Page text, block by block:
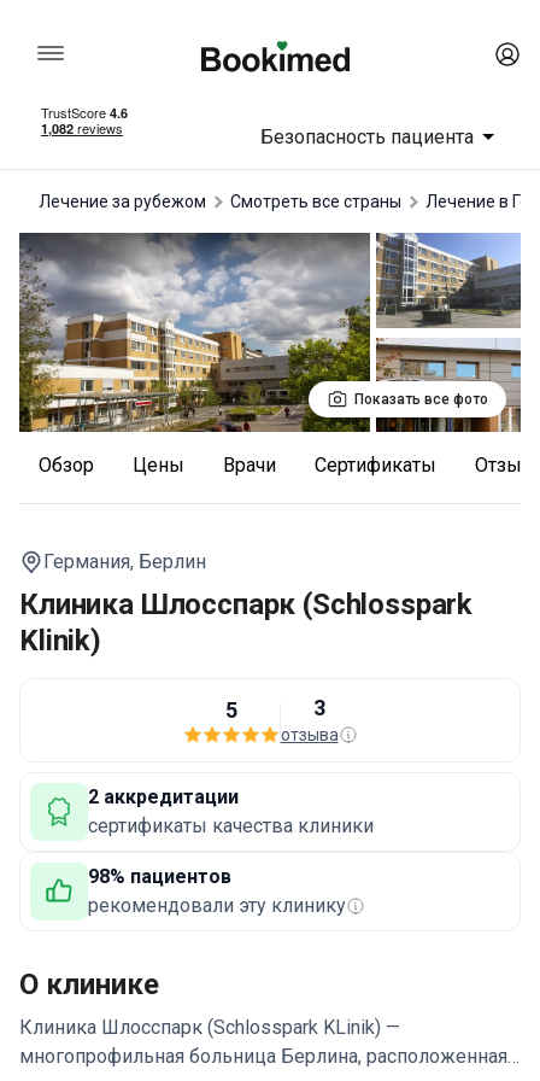
Безопасность пациента
Лечение за рубежом Смотреть все страны лечение в
Показать все фото
Обзор Цены Врачи Сертификаты
Германия, Берлин
Клиника Шлосспарк (Schlosspark
Klinik)
5 3
отзыва
2 аккредитации
сертификаты качества клиники
98% пациентов
рекомендовали эту клинику
О клинике
Клиника Шлосспарк (Schlosspark KLinik) —
многопрофильная больница Берлина, расположенная